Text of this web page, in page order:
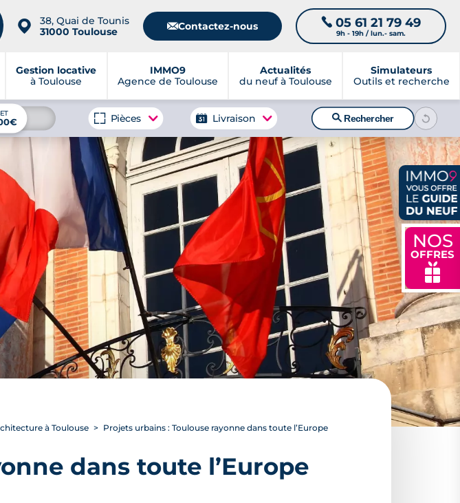
📍
38, Quai de Tounis
31000 Toulouse
📧Contactez-nous 📞 05 61 21 79 49
9h - 19h / lun.- sam.
Gestion locative
à Toulouse
IMMO9
Agence de Toulouse
Actualités
du neuf à Toulouse
Simulateurs
Outils et recherche
NOS
OFFRES
🎁
Pièces Livraison 🔍Rechercher
à Toulouse Projets urbains : Toulouse rayonne dans toute l’Europe
dans toute l’Europe